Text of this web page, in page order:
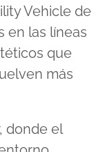
Vehicle de
en las líneas
que
más
donde el